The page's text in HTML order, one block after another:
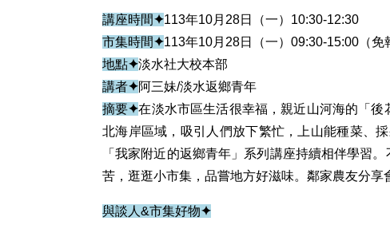
講座時間✦113年10月28日（一）10:30-12:30
市集時間✦113年10月28日（一）09:30-15:00（免
地點✦淡水社大校本部
講者✦阿三妹/淡水返鄉青年
摘要✦在淡水市區生活很幸福，親近山河海的「
北海岸區域，吸引人們放下繁忙，上山能種菜、
「我家附近的返鄉青年」系列講座持續相伴學習
苦，逛逛小市集，品嘗地方好滋味。鄰家農友分享
與談人&市集好物✦